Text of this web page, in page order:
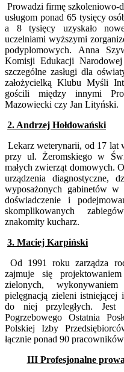
Prowadzi firmę szkoleniowo-
usługom ponad 65 tysięcy
a 8 tysięcy uzyskało
uczelniami wyższymi
podyplomowych. Anna
Komisji Edukacji
szczególne zasługi dla
założycielką Klubu Myśli
gościli między innymi
Mazowiecki czy Jan Lityński.
2. Andrzej Hołdowański
Lekarz weterynarii, od 17 lat
przy ul. Żeromskiego w
małych zwierząt domowych.
urządzenia diagnostyczne,
wyposażonych gabinetów w
doświadczenie i
skomplikowanych
znakomity kucharz.
3. Maciej Karpiński
Od 1991 roku zarządza
zajmuje się
zielonych,
pielęgnacją zieleni istniejącej
do niej przyległych. Jest
Pogrzebowego Ostatnia
Polskiej Izby
łącznie ponad 90
III Profesjonalne